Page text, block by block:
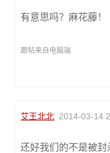
有意思吗？麻花藤！
跟帖来自电脑端
艾王北北 2014-03-14
还好我们的不是被封